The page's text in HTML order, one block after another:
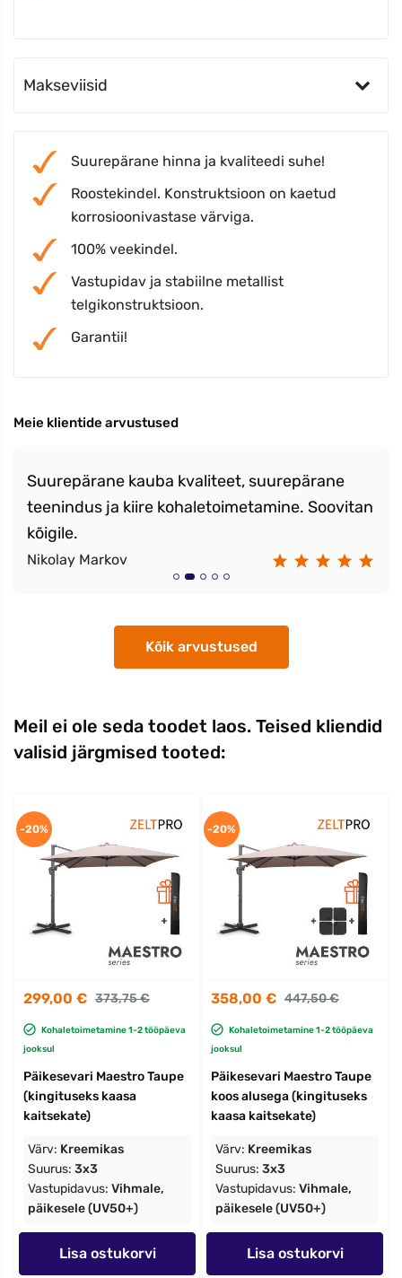
Makseviisid
Suurepärane hinna ja kvaliteedi suhe!
Roostekindel. Konstruktsioon on kaetud
korrosioonivastase värviga.
100% veekindel.
Vastupidav ja stabiilne metallist
telgikonstruktsioon.
Garantii!
Meie klientide arvustused
Suurepärane kauba kvaliteet, suurepärane
teenindus ja kiire kohaletoimetamine. Soovitan
kõigile.
Nikolay Markov
Kõik arvustused
Meil ei ole seda toodet laos. Teised kliendid
valisid järgmised tooted:
299,00 € 373,75 €
Kohaletoimetamine 1-2 tööpäeva
jooksul
Päikesevari Maestro Taupe
(kingituseks kaasa
kaitsekate)
Värv: Kreemikas
Suurus: 3x3
Vastupidavus: Vihmale,
päikesele (UV50+)
Lisa ostukorvi
-20%
358,00 € 447,50 €
Kohaletoimetamine 1-2 tööpäeva
jooksul
Päikesevari Maestro Taupe
koos alusega (kingituseks
kaasa kaitsekate)
Värv: Kreemikas
Suurus: 3x3
Vastupidavus: Vihmale,
päikesele (UV50+)
Lisa ostukorvi
-20%